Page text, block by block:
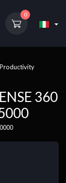
0
360